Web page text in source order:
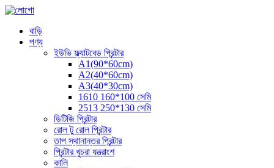
বাড়ি
পণ্য
ইউভি ফ্ল্যাটবেড প্রিন্টার
A1(90*60cm)
A2(40*60cm)
A3(40*30cm)
1610 160*100 সেমি
2513 250*130 সেমি
ডিটিজি প্রিন্টার
রোল টু রোল প্রিন্টার
তাপ স্থানান্তর প্রিন্টার
প্রিন্টার খুচরা যন্ত্রাংশ
কালি